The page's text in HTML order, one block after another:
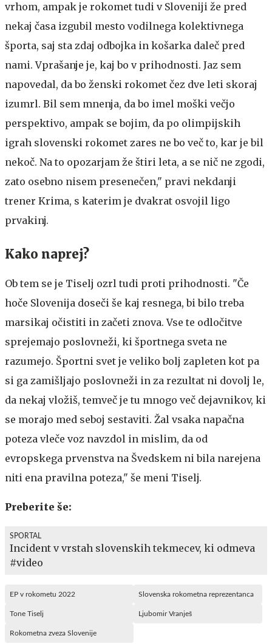
vrhom, ampak je rokomet tudi v Sloveniji že pred
nekaj časa izgubil mesto vodilnega kolektivnega
športa, saj sta zdaj odbojka in košarka daleč pred
nami. Vprašanje je, kaj bo v prihodnosti. Jaz sem
napovedal, da bo ženski rokomet čez dve leti skoraj
izumrl. Bil sem mnenja, da bo imel moški večjo
perspektivo, ampak se bojim, da po olimpijskih
igrah slovenski rokomet zares ne bo več to, kar je bil
nekoč. Na to opozarjam že štiri leta, a se nič ne zgodi,
zato osebno nisem presenečen," pravi nekdanji
trener Krima, s katerim je dvakrat osvojil ligo
prvakinj.
Kako naprej?
Ob tem se je Tiselj ozrl tudi proti prihodnosti. "Če
hoče Slovenija doseči še kaj resnega, bi bilo treba
marsikaj očistiti in začeti znova. Vse te odločitve
sprejemajo poslovneži, ki športnega sveta ne
razumejo. Športni svet je veliko bolj zapleten kot pa
si ga zamišljajo poslovneži in za rezultat ni dovolj le,
da nekaj vložiš, temveč je tu mnogo več dejavnikov, ki
se morajo med seboj sestaviti. Žal vsaka napačna
poteza vleče voz navzdol in mislim, da od
evropskega prvenstva na Švedskem ni bila narejena
niti ena pravilna poteza," še meni Tiselj.
Preberite še:
SPORTAL
Incident v vrstah slovenskih tekmecev, ki odmeva
#video
EP v rokometu 2022 Slovenska rokometna reprezentanca
Tone Tiselj Ljubomir Vranješ
Rokometna zveza Slovenije